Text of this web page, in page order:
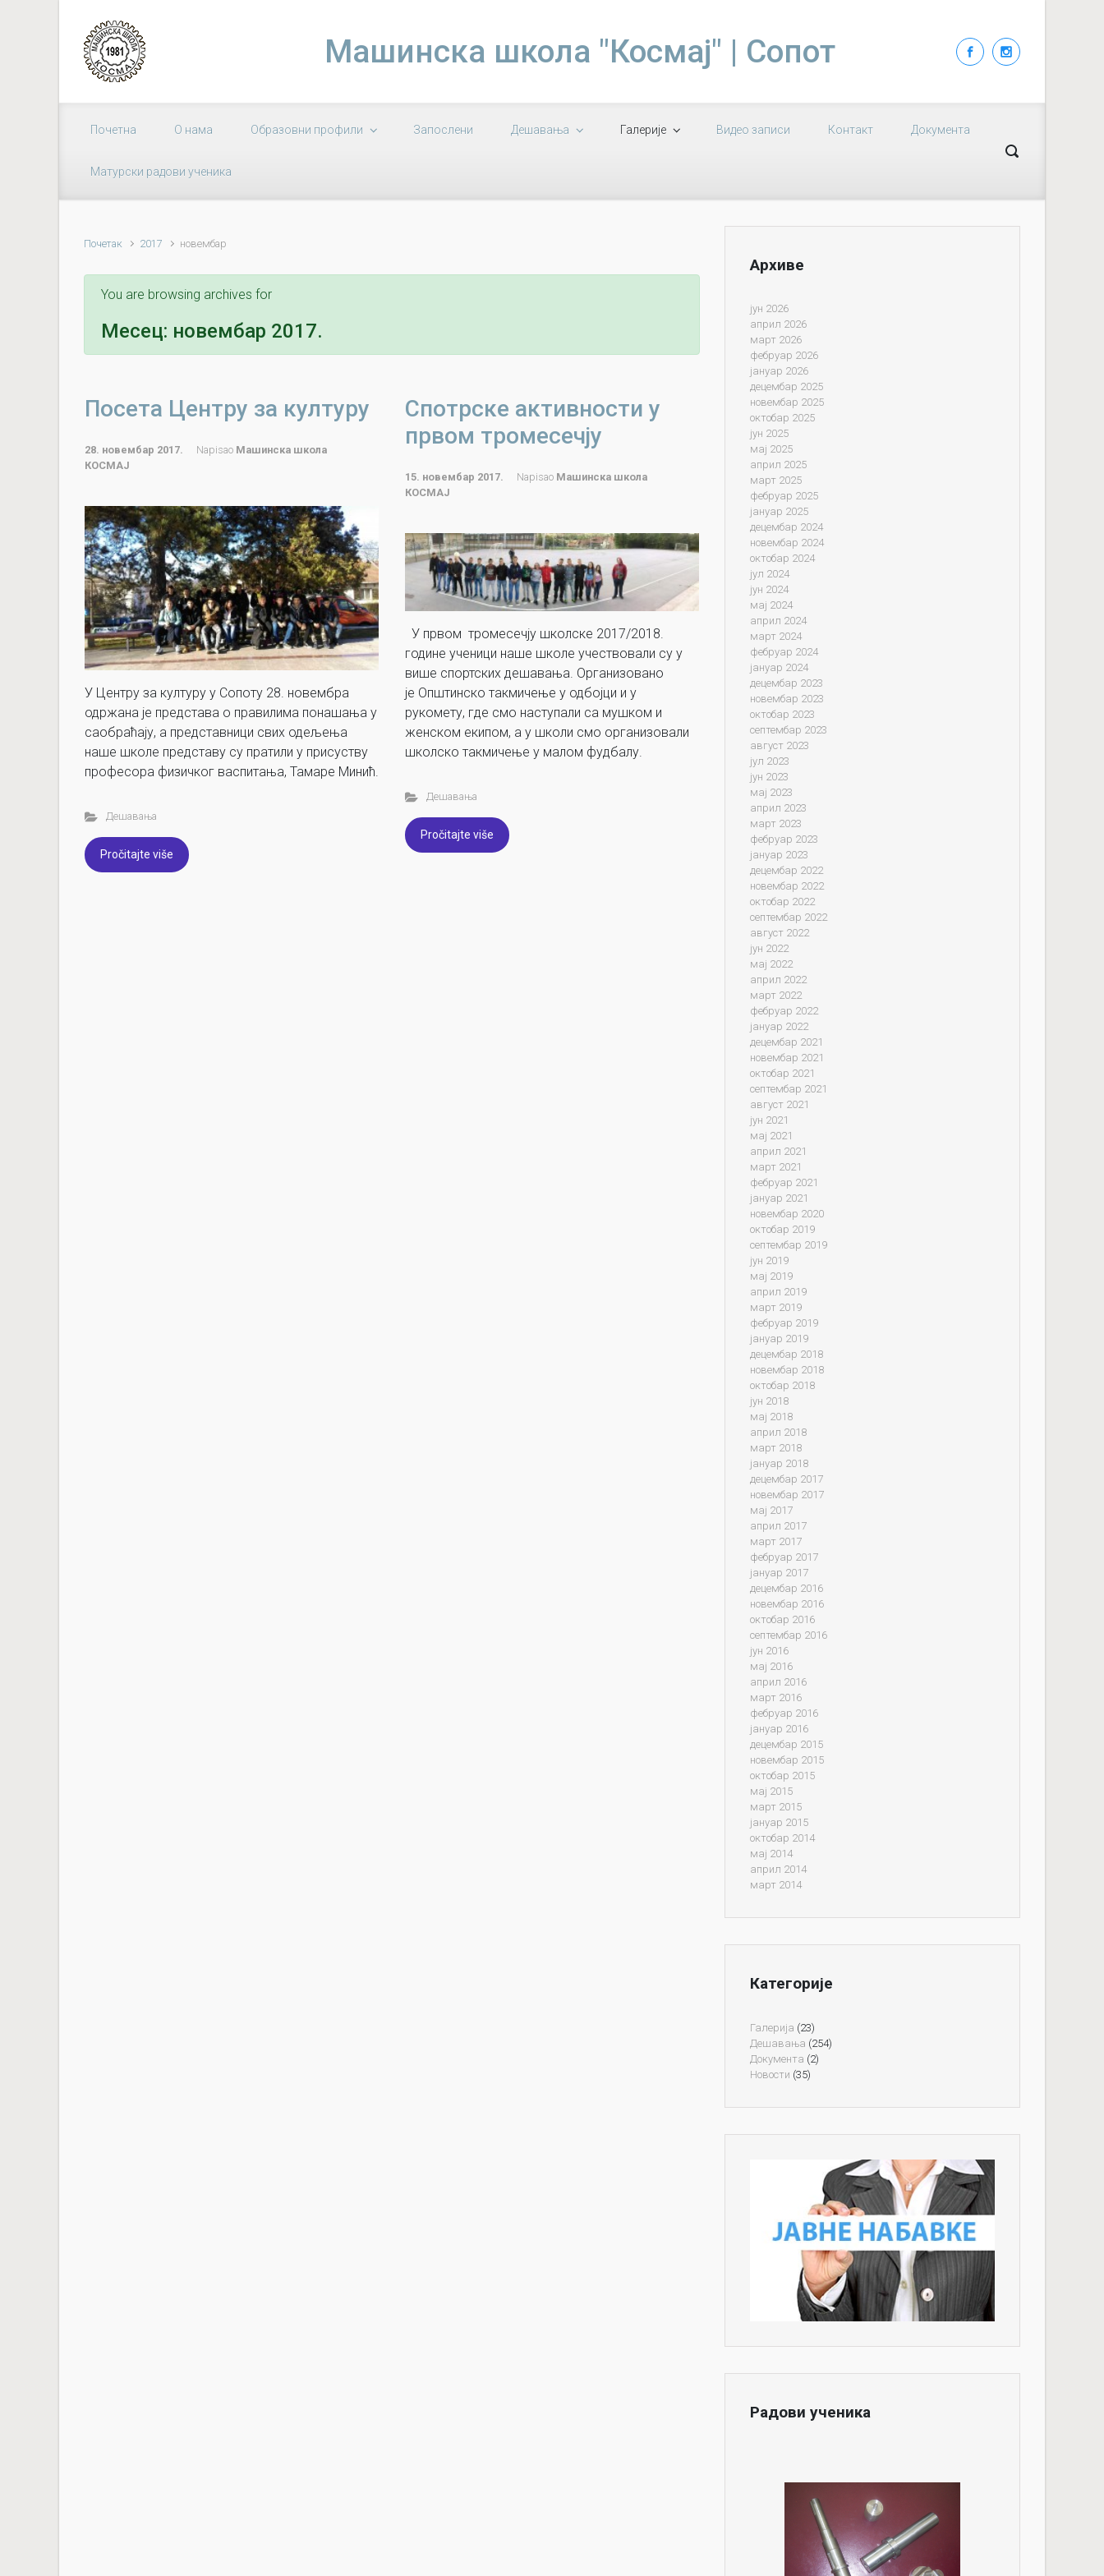
Машинска школа "Космај" | Сопот
Почетна О нама Образовни профили Запослени Дешавања Галерије Видео записи Контакт Документа
Матурски радови ученика
Почетак 2017 новембар
You are browsing archives for
Месец: новембар 2017.
Посета Центру за културу
28. новембар 2017. Napisao Машинска школа
КОСМАЈ
У Центру за културу у Сопоту 28. новембра
одржана је представа о правилима понашања у
саобраћају, а представници свих одељења
наше школе представу су пратили у присуству
професора физичког васпитања, Тамаре Минић.
Дешавања
Pročitajte više
Спотрске активности у
првом тромесечју
15. новембар 2017. Napisao Машинска школа
КОСМАЈ
У првом тромесечју школске 2017/2018.
године ученици наше школе учествовали су у
више спортских дешавања. Организовано
је Општинско такмичење у одбојци и у
рукомету, где смо наступали са мушком и
женском екипом, а у школи смо организовали
школско такмичење у малом фудбалу.
Дешавања
Pročitajte više
Архиве
јун 2026
април 2026
март 2026
фебруар 2026
јануар 2026
децембар 2025
новембар 2025
октобар 2025
јун 2025
мај 2025
април 2025
март 2025
фебруар 2025
јануар 2025
децембар 2024
новембар 2024
октобар 2024
јул 2024
јун 2024
мај 2024
април 2024
март 2024
фебруар 2024
јануар 2024
децембар 2023
новембар 2023
октобар 2023
септембар 2023
август 2023
јул 2023
јун 2023
мај 2023
април 2023
март 2023
фебруар 2023
јануар 2023
децембар 2022
новембар 2022
октобар 2022
септембар 2022
август 2022
јун 2022
мај 2022
април 2022
март 2022
фебруар 2022
јануар 2022
децембар 2021
новембар 2021
октобар 2021
септембар 2021
август 2021
јун 2021
мај 2021
април 2021
март 2021
фебруар 2021
јануар 2021
новембар 2020
октобар 2019
септембар 2019
јун 2019
мај 2019
април 2019
март 2019
фебруар 2019
јануар 2019
децембар 2018
новембар 2018
октобар 2018
јун 2018
мај 2018
април 2018
март 2018
јануар 2018
децембар 2017
новембар 2017
мај 2017
април 2017
март 2017
фебруар 2017
јануар 2017
децембар 2016
новембар 2016
октобар 2016
септембар 2016
јун 2016
мај 2016
април 2016
март 2016
фебруар 2016
јануар 2016
децембар 2015
новембар 2015
октобар 2015
мај 2015
март 2015
јануар 2015
октобар 2014
мај 2014
април 2014
март 2014
Категорије
Галерија (23)
Дешавања (254)
Документа (2)
Новости (35)
Радови ученика